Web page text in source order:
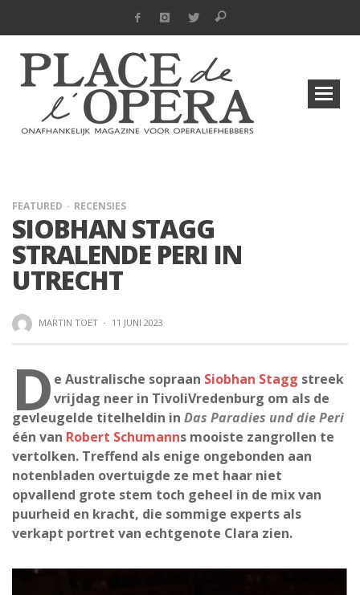
FEATURED RECENSIES
SIOBHAN STAGG
STRALENDE PERI IN
UTRECHT
MARTIN TOET · 11 JUNI 2023
D e Australische sopraan Siobhan Stagg streek
vrijdag neer in TivoliVredenburg om als de
gevleugelde titelheldin in Das Paradies und die Peri
één van Robert Schumanns mooiste zangrollen te
vertolken. Treffend als enige ongebonden aan
notenbladen overtuigde ze met haar niet
opvallend grote stem toch geheel in de mix van
puurheid en kracht, die sommige experts als
verkapt portret van echtgenote Clara zien.